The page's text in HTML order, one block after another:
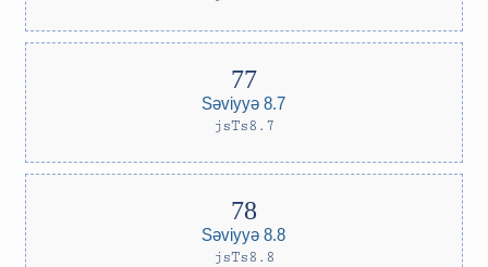
Səviyyə 8.7
jsTs8.7
Səviyyə 8.8
jsTs8.8